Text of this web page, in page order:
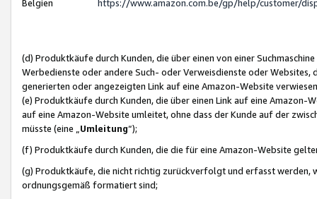
Belgien
https://www.amazon.com.be/gp/help/customer/
(d) Produktkäufe durch Kunden, die über einen von einer
Werbedienste oder andere Such- oder Verweisdienste oder Websites,
generierten oder angezeigten Link auf eine Amazon-Website
(e) Produktkäufe durch Kunden, die über einen Link auf eine
auf eine Amazon-Website umleitet, ohne dass der Kunde auf der
müsste (eine „ Umleitung“);
(f) Produktkäufe durch Kunden, die die für eine Amazon-Website
(g) Produktkäufe, die nicht richtig zurückverfolgt und erfasst werden,
ordnungsgemäß formatiert sind;